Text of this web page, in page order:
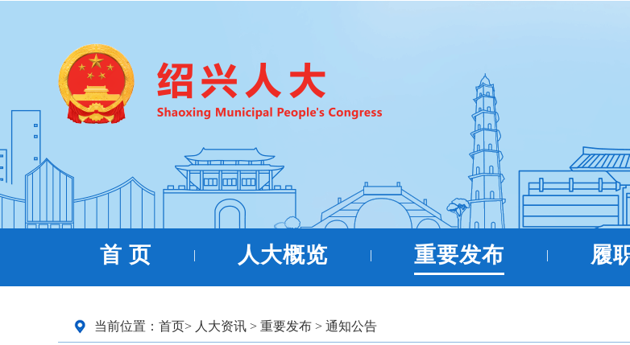
首 页 | 人大概览 | 重要发布 | 履
当前位置： 首页> 人大资讯 > 重要发布 > 通知公告